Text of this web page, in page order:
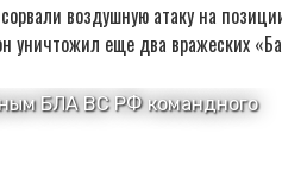
воздушную атаку на
уничтожил еще два вражеских